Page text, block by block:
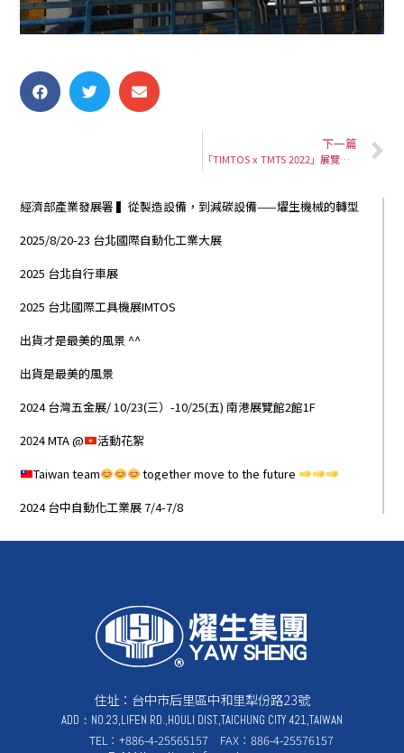
經濟部產業發展署 ▍從製造設備，到減碳設備——燿生機械的轉型
2025/8/20-23 台北國際自動化工業大展
2025 台北自行車展
2025 台北國際工具機展IMTOS
出貨才是最美的風景 ^^
出貨是最美的風景
2024 台灣五金展/ 10/23(三）-10/25(五) 南港展覽館2館1F
2024 MTA @
活動花絮
Taiwan team
together move to the future
2024 台中自動化工業展 7/4-7/8
下一篇
「TIMTOS x TMTS 2022」展覽地點：南港展覽館2館1F 攤位P1101
住址：台中市后里區中和里犁份路23號
ADD：NO.23,LIFEN RD.,HOULI DIST.,TAICHUNG CITY 421,TAIWAN
TEL：+886-4-25565157 FAX：886-4-25576157